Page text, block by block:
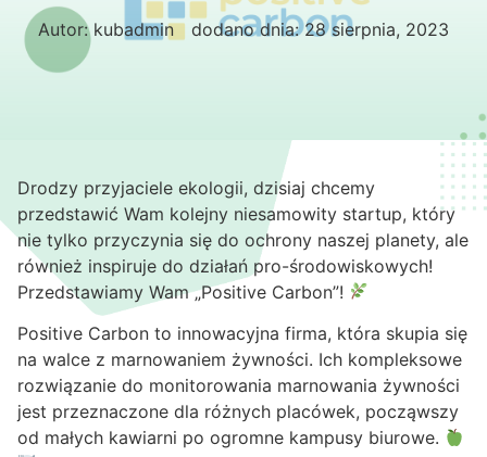
Autor:kubadmin dodano dnia: 28 sierpnia, 2023
Drodzy przyjaciele ekologii, dzisiaj chcemy
przedstawić Wam kolejny niesamowity startup, który
nie tylko przyczynia się do ochrony naszej planety, ale
również inspiruje do działań pro-środowiskowych!
Przedstawiamy Wam „Positive Carbon”!
Positive Carbon to innowacyjna firma, która skupia się
na walce z marnowaniem żywności. Ich kompleksowe
rozwiązanie do monitorowania marnowania żywności
jest przeznaczone dla różnych placówek, począwszy
od małych kawiarni po ogromne kampusy biurowe.